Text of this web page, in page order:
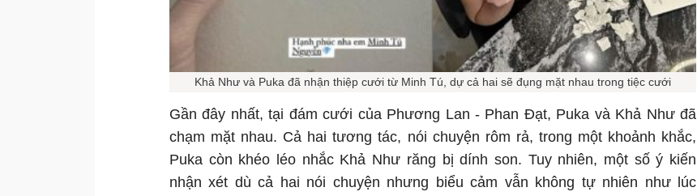
Khả Như và Puka đã nhận thiệp cưới từ Minh Tú, dự cả hai sẽ đụng mặt nhau trong tiệc cưới
Gần đây nhất, tại đám cưới của Phương Lan - Phan Đạt, Puka và Khả Như đã
chạm mặt nhau. Cả hai tương tác, nói chuyện rôm rả, trong một khoảnh khắc,
Puka còn khéo léo nhắc Khả Như răng bị dính son. Tuy nhiên, một số ý kiến
nhận xét dù cả hai nói chuyện nhưng biểu cảm vẫn không tự nhiên như lúc